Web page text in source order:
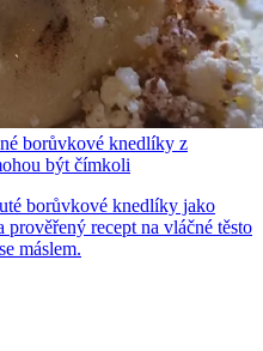
borůvkové knedlíky z
být čímkoli
borůvkové knedlíky jako
recept na vláčné těsto
máslem.